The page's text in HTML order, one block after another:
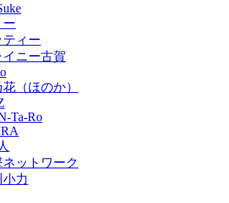
ー
ティー
イニー古賀
（ほのか）
Ta-Ro
ネットワーク
力